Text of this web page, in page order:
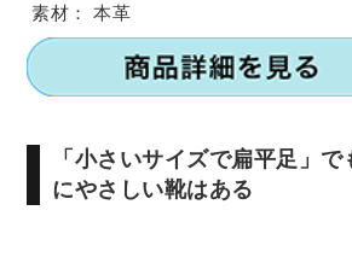
素材：
本革
「小さいサイズで扁平足」
にやさしい靴はある